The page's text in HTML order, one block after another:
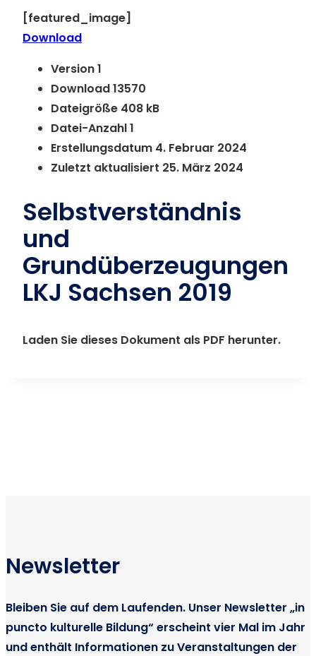
[featured_image]
Download
Version1
Download13570
Dateigröße 408 kB
Datei-Anzahl1
Erstellungsdatum 4. Februar 2024
Zuletzt aktualisiert 25. März 2024
Selbstverständnis
und
Grundüberzeugungen
LKJ Sachsen 2019
Laden Sie dieses Dokument als PDF herunter.
Newsletter
Bleiben Sie auf dem Laufenden. Unser Newsletter „in
puncto kulturelle Bildung“ erscheint vier Mal im Jahr
und enthält Informationen zu Veranstaltungen der